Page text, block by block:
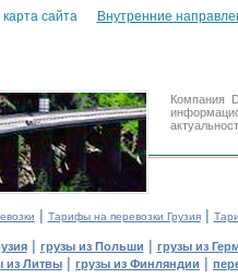
сайта Внутренние
Компания
| Тарифы на перевозки Грузия|
| грузы из Польши | грузы из
из Литвы | грузы из Финляндии |